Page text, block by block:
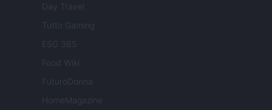
Day Travel
Tutto Gaming
ESG 365
Food Wiki
FuturoDonna
HomeMagazine